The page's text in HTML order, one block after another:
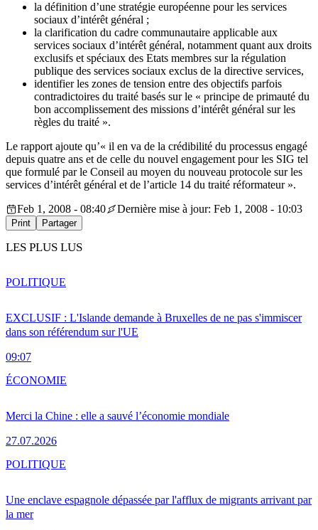
la définition d’une stratégie européenne pour les services
sociaux d’intérêt général ;
la clarification du cadre communautaire applicable aux
services sociaux d’intérêt général, notamment quant aux droits
exclusifs et spéciaux des Etats membres sur la régulation
publique des services sociaux exclus de la directive services,
identifier les zones de tension entre des objectifs parfois
contradictoires du traité basés sur le « principe de primauté du
bon accomplissement des missions d’intérêt général sur les
règles du traité ».
Le rapport ajoute qu’« il en va de la crédibilité du processus engagé
depuis quatre ans et de celle du nouvel engagement pour les SIG tel
que formulé par le Conseil au moyen du nouveau protocole sur les
services d’intérêt général et de l’article 14 du traité réformateur ».
Feb 1, 2008 - 08:40
Dernière mise à jour: Feb 1, 2008 - 10:03
Print Partager
LES PLUS LUS
EXCLUSIF : L'Islande demande à Bruxelles de ne pas s'immiscer
dans son référendum sur l'UE
09:07
POLITIQUE
Merci la Chine : elle a sauvé l’économie mondiale
27.07.2026
ÉCONOMIE
Une enclave espagnole dépassée par l'afflux de migrants arrivant par
la mer
POLITIQUE